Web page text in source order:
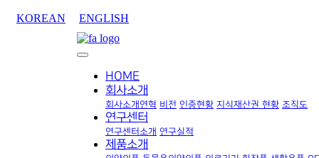
KOREAN ENGLISH
HOME
회사소개
회사소개연혁 비전 인증현황 지식재산권 현황 조직도
연구센터
연구센터소개 연구실적
제품소개